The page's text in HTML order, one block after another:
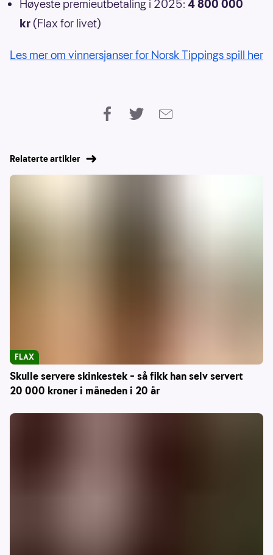
Høyeste premieutbetaling i 2025: 4 800 000
kr (Flax for livet)
Les mer om vinnersjanser for Norsk Tippings spill her
Relaterte artikler
Skulle servere skinkestek – så fikk han selv servert
20 000 kroner i måneden i 20 år
FLAX